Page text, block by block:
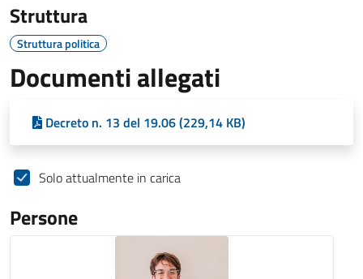
Struttura
Struttura politica
Documenti allegati
Decreto n. 13 del 19.06 (229,14 KB)
Solo attualmente in carica
Persone